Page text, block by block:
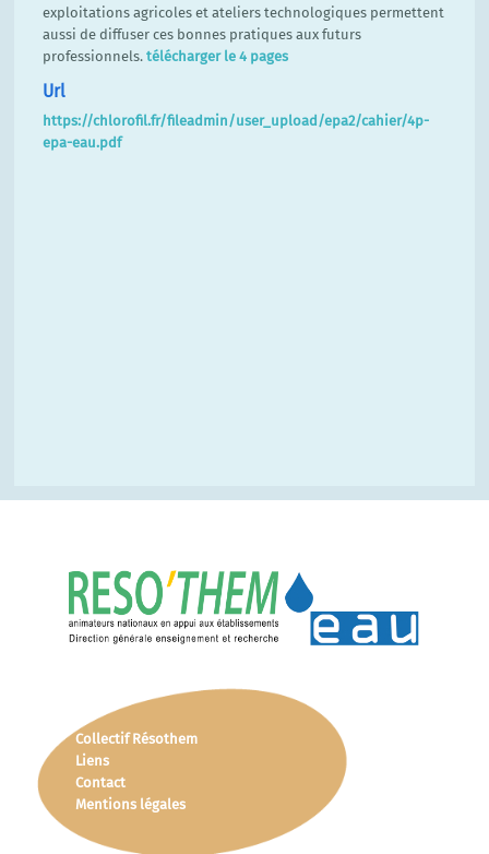
exploitations agricoles et ateliers technologiques permettent
aussi de diffuser ces bonnes pratiques aux futurs
professionnels. télécharger le 4 pages
Url
https://chlorofil.fr/fileadmin/user_upload/epa2/cahier/4p-
epa-eau.pdf
Collectif Résothem
Liens
Contact
Mentions légales